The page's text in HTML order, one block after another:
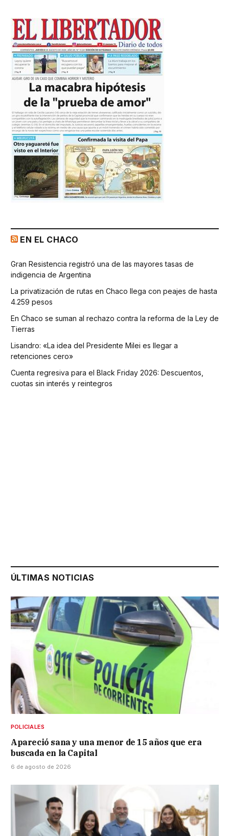
EN EL CHACO
Gran Resistencia registró una de las mayores tasas de
indigencia de Argentina
La privatización de rutas en Chaco llega con peajes de hasta
4.259 pesos
En Chaco se suman al rechazo contra la reforma de la Ley de
Tierras
Lisandro: «La idea del Presidente Milei es llegar a
retenciones cero»
Cuenta regresiva para el Black Friday 2026: Descuentos,
cuotas sin interés y reintegros
ÚLTIMAS NOTICIAS
POLICIALES
Apareció sana y una menor de 15 años que era
buscada en la Capital
6 de agosto de 2026